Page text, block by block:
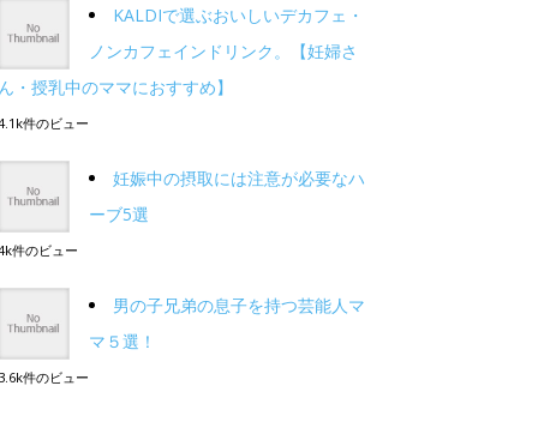
KALDIで選ぶおいしいデカフェ・
ノンカフェインドリンク。【妊婦さ
ん・授乳中のママにおすすめ】
件のビュー
妊娠中の摂取には注意が必要なハ
ーブ5選
件のビュー
男の子兄弟の息子を持つ芸能人マ
マ５選！
3.6k件のビュー